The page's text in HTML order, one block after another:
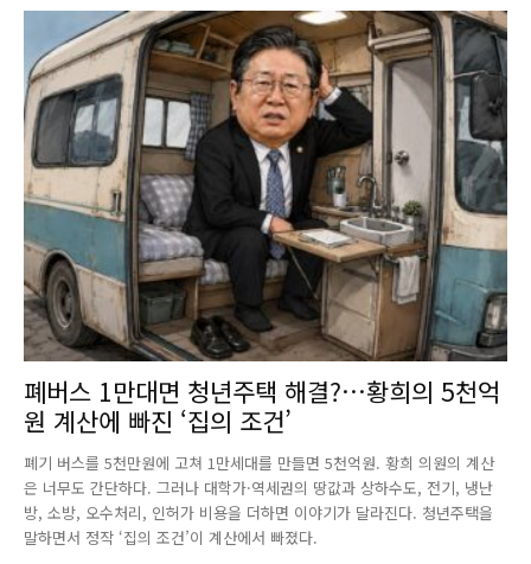
폐버스 1만대면 청년주택 해결?…황희의 5천억
원 계산에 빠진 ‘집의 조건’
폐기 버스를 5천만원에 고쳐 1만세대를 만들면 5천억원. 황희 의원의 계산
은 너무도 간단하다. 그러나 대학가·역세권의 땅값과 상하수도, 전기, 냉난
방, 소방, 오수처리, 인허가 비용을 더하면 이야기가 달라진다. 청년주택을
말하면서 정작 ‘집의 조건’이 계산에서 빠졌다.